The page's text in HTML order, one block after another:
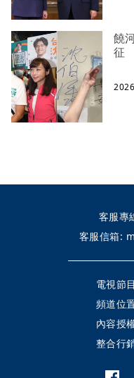
饒
征
客服專
客服信箱:
電視節
頻道位
內容授
整合行